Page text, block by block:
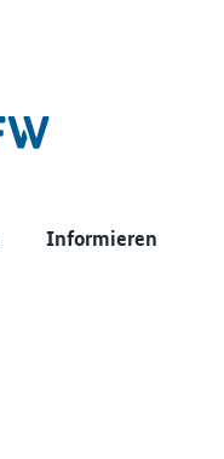
Informieren